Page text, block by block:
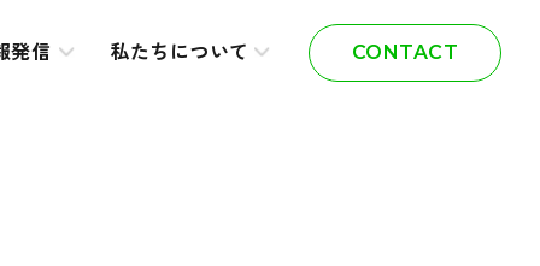
発信 私たちについて CONTACT